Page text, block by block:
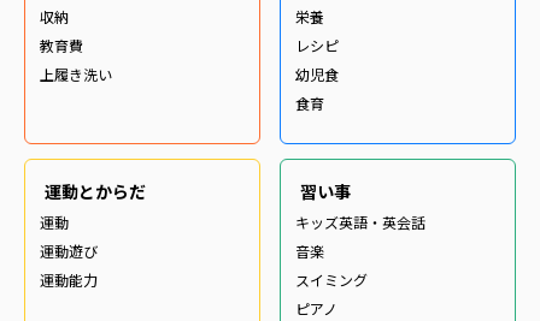
収納
教育費
上履き洗い
栄養
レシピ
幼児食
食育
運動とからだ
運動
運動遊び
運動能力
習い事
キッズ英語・英会話
音楽
スイミング
ピアノ